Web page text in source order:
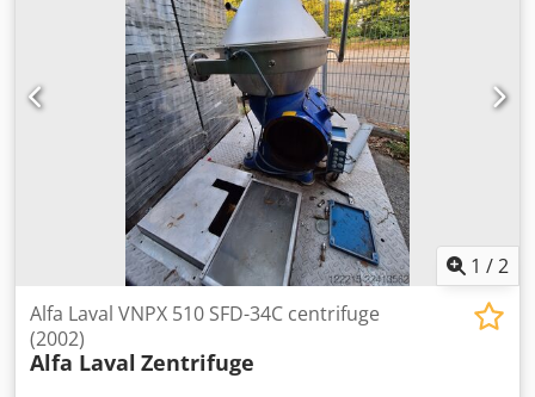
1 /2
Alfa Laval VNPX 510 SFD-34C centrifuge
(2002)
Alfa Laval Zentrifuge